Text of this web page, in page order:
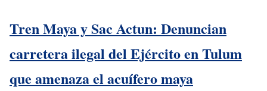
Tren Maya y Sac Actun: Denuncian
carretera ilegal del Ejército en Tulum
que amenaza el acuífero maya